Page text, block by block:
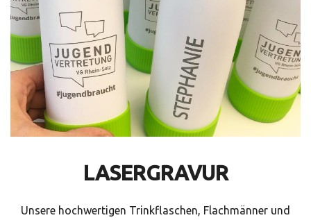
LASERGRAVUR
Unsere hochwertigen Trinkflaschen, Flachmänner und